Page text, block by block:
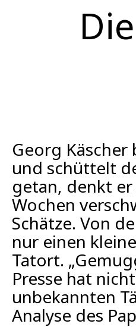
Georg
und schüttelt
getan, denkt
Wochen
Schätze. Von
nur einen
Tatort.
Presse hat
unbekannten
Analyse des